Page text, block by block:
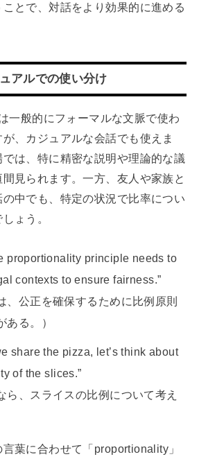
とで、対話をより効果的に進める
アルでの使い分け
一般的にフォーマルな文脈で使わ
、カジュアルな会話でも使えま
は、特に精密な説明や理論的な議
見られます。一方、友人や家族と
中でも、特定の状況で比率につい
ょう。
proportionality principle needs to
contexts to ensure fairness.”
、公正を確保するために比例原則
ある。）
share the pizza, let’s think about
of the slices.”
ら、スライスの比例について考え
葉に合わせて「proportionality」